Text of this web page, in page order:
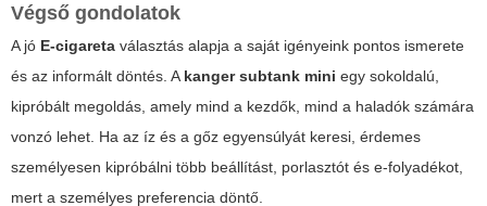
Végső gondolatok
A jó E-cigareta választás alapja a saját igényeink pontos ismerete
és az informált döntés. A kanger subtank mini egy sokoldalú,
kipróbált megoldás, amely mind a kezdők, mind a haladók számára
vonzó lehet. Ha az íz és a gőz egyensúlyát keresi, érdemes
személyesen kipróbálni több beállítást, porlasztót és e-folyadékot,
mert a személyes preferencia döntő.